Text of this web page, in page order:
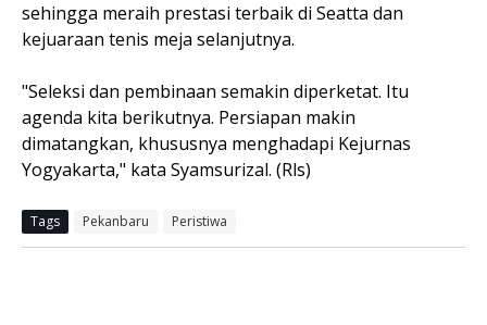
sehingga meraih prestasi terbaik di Seatta dan
kejuaraan tenis meja selanjutnya.
"Seleksi dan pembinaan semakin diperketat. Itu
agenda kita berikutnya. Persiapan makin
dimatangkan, khususnya menghadapi Kejurnas
Yogyakarta," kata Syamsurizal. (Rls)
Tags Pekanbaru Peristiwa